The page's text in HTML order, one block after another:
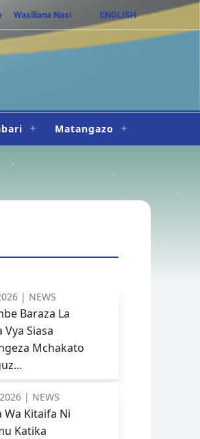
Wasiliana Nasi ENGLISH
Matangazo
| NEWS
Baraza La
Vya Siasa
Mchakato
| NEWS
Wa Kitaifa Ni
Katika